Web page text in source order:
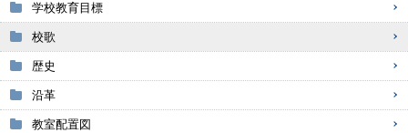
学校教育目標
校歌
歴史
沿革
教室配置図